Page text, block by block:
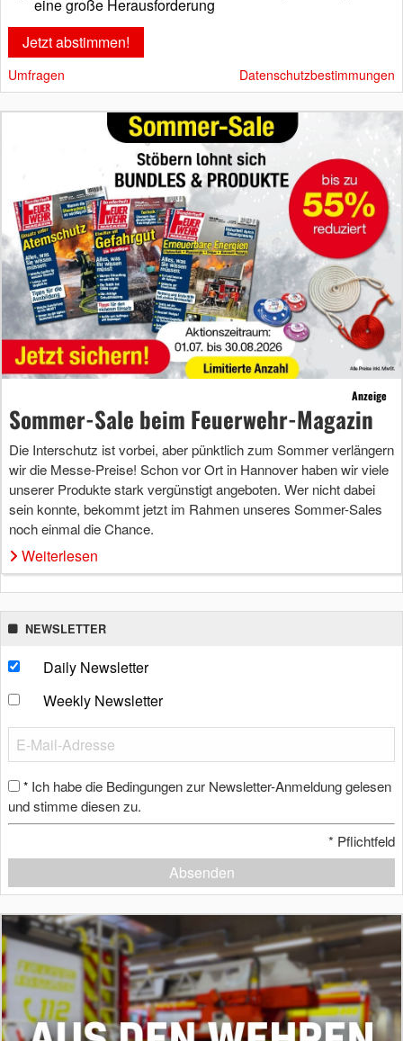
eine große Herausforderung
Umfragen Datenschutzbestimmungen
Anzeige
Sommer-Sale beim Feuerwehr-Magazin
Die Interschutz ist vorbei, aber pünktlich zum Sommer verlängern
wir die Messe-Preise! Schon vor Ort in Hannover haben wir viele
unserer Produkte stark vergünstigt angeboten. Wer nicht dabei
sein konnte, bekommt jetzt im Rahmen unseres Sommer-Sales
noch einmal die Chance.
Weiterlesen
NEWSLETTER
Daily Newsletter
Weekly Newsletter
* Ich habe die Bedingungen zur Newsletter-Anmeldung gelesen
und stimme diesen zu.
* Pflichtfeld
Absenden